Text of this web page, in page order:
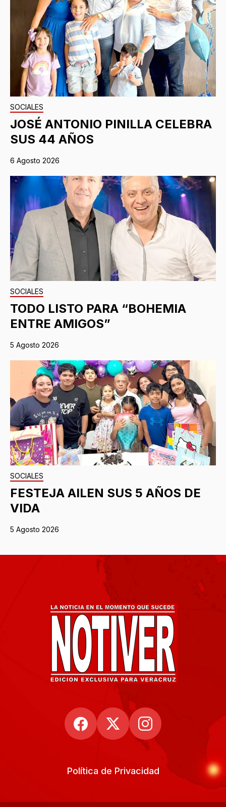
SOCIALES
JOSÉ ANTONIO PINILLA CELEBRA
SUS 44 AÑOS
6 Agosto 2026
SOCIALES
TODO LISTO PARA “BOHEMIA
ENTRE AMIGOS”
5 Agosto 2026
SOCIALES
FESTEJA AILEN SUS 5 AÑOS DE
VIDA
5 Agosto 2026
Política de Privacidad